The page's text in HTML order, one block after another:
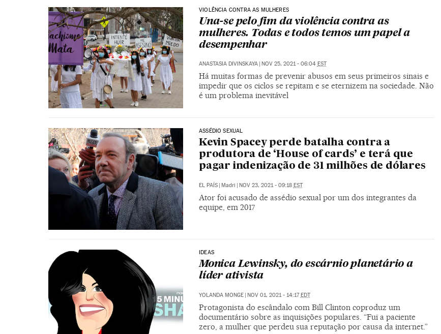
VIOLÊNCIA CONTRA AS MULHERES
Una-se pelo fim da violência contra as
mulheres. Todas e todos temos um papel a
desempenhar
ANASTASIA DIVINSKAYA | NOV 25, 2021 - 06:04 EST
Há muitas formas de prevenir abusos em seus primeiros sinais e
impedir que os ciclos se repitam e se eternizem na sociedade. Não
é um problema inevitável
ASSÉDIO SEXUAL
Kevin Spacey perde batalha contra a
produtora de ‘House of cards’ e terá que
pagar indenização de 31 milhões de dólares
EL PAÍS | Madri | NOV 23, 2021 - 09:18 EST
Ator foi acusado de assédio sexual por um dos integrantes da
equipe, em 2017
IDEAS
Monica Lewinsky, do escárnio planetário a
líder ativista
YOLANDA MONGE | NOV 01, 2021 - 14:17EDT
Protagonista do escândalo com Bill Clinton coproduz um
documentário sobre as inquisições populares. “Fui a paciente
zero, a mulher que perdeu sua reputação por causa da internet.”